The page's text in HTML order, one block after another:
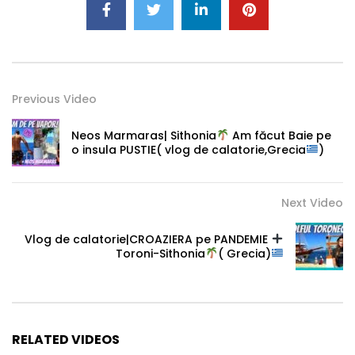
Previous Video
Neos Marmaras| Sithonia
Am făcut Baie pe
o insula PUSTIE( vlog de calatorie,Grecia
)
Next Video
Vlog de calatorie|CROAZIERA pe PANDEMIE
Toroni-Sithonia
( Grecia)
RELATED VIDEOS